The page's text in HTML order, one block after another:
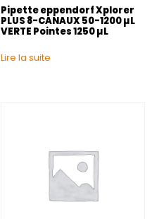
Pipette eppendorf Xplorer
PLUS 8-CANAUX 50-1200 µL
VERTE Pointes 1250 µL
Lire la suite